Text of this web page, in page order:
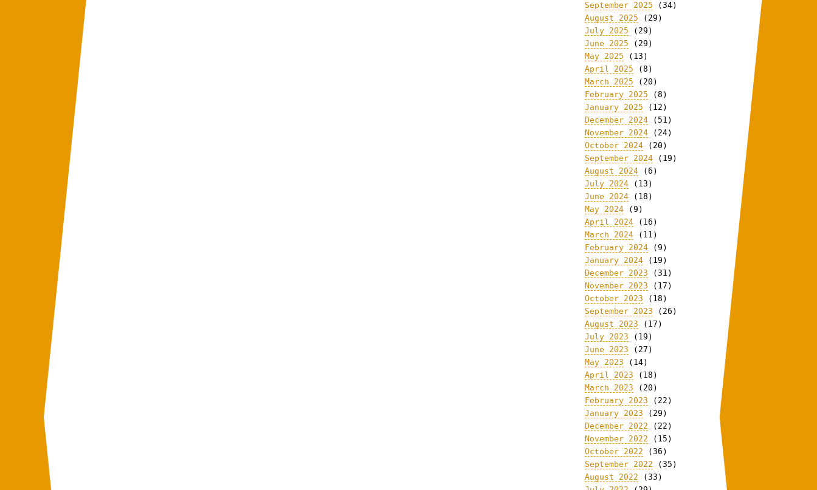
September 2025 (34)
August 2025 (29)
July 2025 (29)
June 2025 (29)
May 2025 (13)
April 2025 (8)
March 2025 (20)
February 2025 (8)
January 2025 (12)
December 2024 (51)
November 2024 (24)
October 2024 (20)
September 2024 (19)
August 2024 (6)
July 2024 (13)
June 2024 (18)
May 2024 (9)
April 2024 (16)
March 2024 (11)
February 2024 (9)
January 2024 (19)
December 2023 (31)
November 2023 (17)
October 2023 (18)
September 2023 (26)
August 2023 (17)
July 2023 (19)
June 2023 (27)
May 2023 (14)
April 2023 (18)
March 2023 (20)
February 2023 (22)
January 2023 (29)
December 2022 (22)
November 2022 (15)
October 2022 (36)
September 2022 (35)
August 2022 (33)